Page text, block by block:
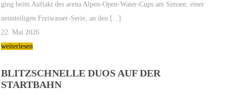
ging beim Auftakt des arena Alpen-Open-Water-Cups am Simsee, einer
neunteiligen Freiwasser-Serie, an den [...]
22. Mai 2026
weiterlesen
BLITZSCHNELLE DUOS AUF DER
STARTBAHN